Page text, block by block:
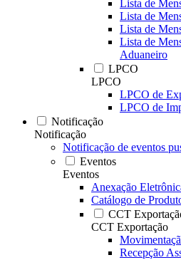
Lista de
Lista de
Lista de
Lista de
Aduaneiro
LPCO
LPCO
LPCO de
LPCO de
Notificação
Notificação
Notificação de eventos
Eventos
Eventos
Anexação
Catálogo de
CCT
CCT Exportação
Recepção